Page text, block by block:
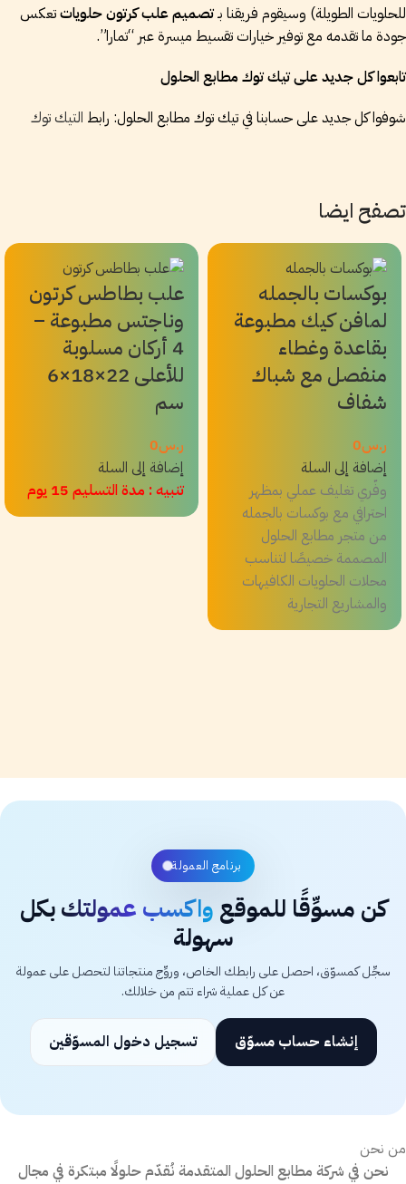
للحلويات الطويلة) وسيقوم فريقنا بـتصميم علب كرتون حلوياتتعكس
جودة ما تقدمه مع توفير خيارات تقسيط ميسرة عبر “تمارا”.
تابعوا كل جديد على تيك توك مطابع الحلول
شوفوا كل جديد على حسابنا في تيك توك مطابع الحلول: رابط التيك توك
تصفح ايضا
بوكسات بالجمله
لمافن كيك مطبوعة
بقاعدة وغطاء
منفصل مع شباك
شفاف
ر.س0
إضافة إلى السلة
وفّري تغليف عملي بمظهر
احترافي مع بوكسات بالجمله
من متجر مطابع الحلول
المصممة خصيصًا لتناسب
محلات الحلويات الكافيهات
والمشاريع التجارية
علب بطاطس كرتون
وناجتس مطبوعة –
4 أركان مسلوبة
للأعلى 22×18×6
سم
ر.س0
إضافة إلى السلة
تنبيه : مدة التسليم 15 يوم
برنامج العمولة
كن مسوِّقًا للموقع واكسب عمولتكبكل
سهولة
سجِّل كمسوّق، احصل على رابطك الخاص، وروِّج منتجاتنا لتحصل على عمولة
عن كل عملية شراء تتم من خلالك.
إنشاء حساب مسوّق تسجيل دخول المسوّقين
من نحن
نحن في شركة مطابع الحلول المتقدمة نُقدّم حلولًا مبتكرة في مجال